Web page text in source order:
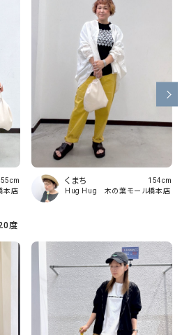
本店
くまち
Hug Hug 木の葉モール橋本店
154cm
度